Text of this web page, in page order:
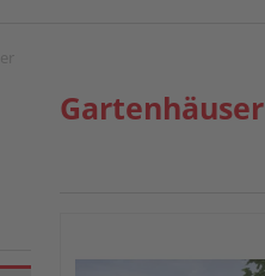
Gartenhäuser